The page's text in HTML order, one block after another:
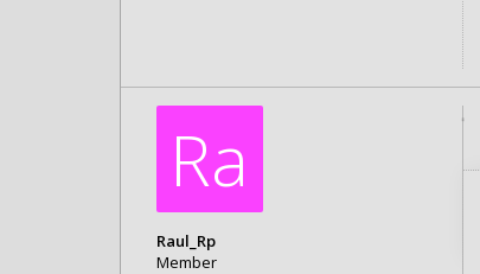
Ra
Raul_Rp
Member